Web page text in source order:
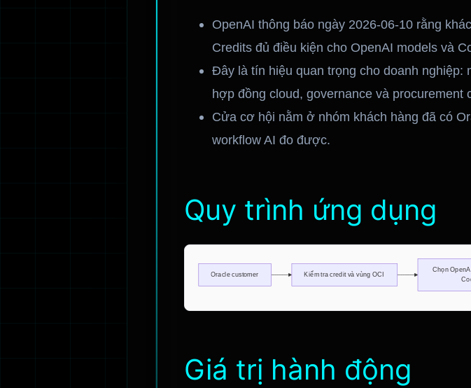
OpenAI thông báo ngày 2026-06-10 rằng
Credits đủ điều kiện cho OpenAI models và
Đây là tín hiệu quan trọng cho doanh nghiệp:
hợp đồng cloud, governance và procurement
Cửa cơ hội nằm ở nhóm khách hàng đã có
workflow AI đo được.
Quy trình ứng dụng
Giá trị hành động